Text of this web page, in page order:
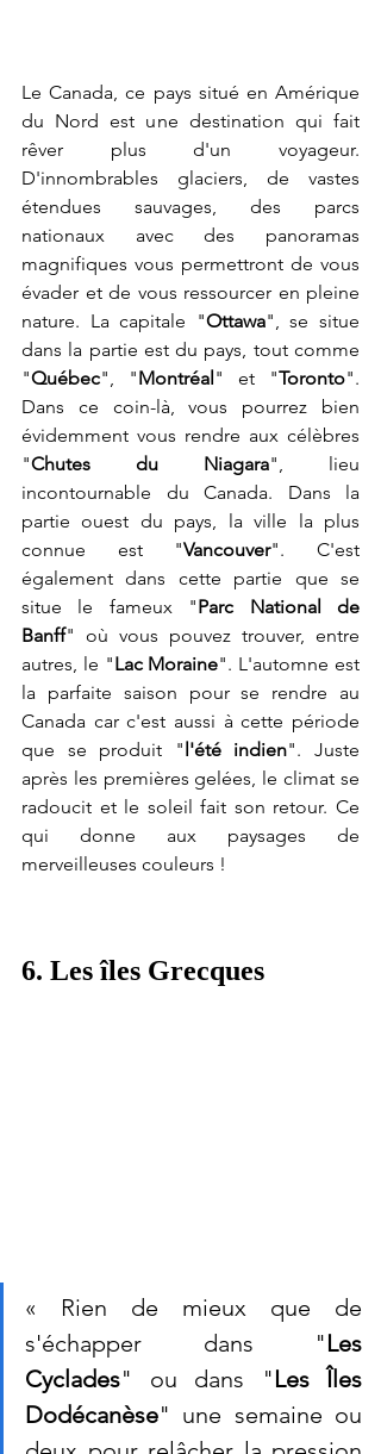
Le Canada, ce pays situé en Amérique
du Nord est une destination qui fait
rêver plus d'un voyageur.
D'innombrables glaciers, de vastes
étendues sauvages, des parcs
nationaux avec des panoramas
magnifiques vous permettront de vous
évader et de vous ressourcer en pleine
nature. La capitale "Ottawa", se situe
dans la partie est du pays, tout comme
"Québec", "Montréal" et "Toronto".
Dans ce coin-là, vous pourrez bien
évidemment vous rendre aux célèbres
"Chutes du Niagara", lieu
incontournable du Canada. Dans la
partie ouest du pays, la ville la plus
connue est "Vancouver". C'est
également dans cette partie que se
situe le fameux "Parc National de
Banff" où vous pouvez trouver, entre
autres, le "Lac Moraine". L'automne est
la parfaite saison pour se rendre au
Canada car c'est aussi à cette période
que se produit "l'été indien". Juste
après les premières gelées, le climat se
radoucit et le soleil fait son retour. Ce
qui donne aux paysages de
merveilleuses couleurs !
6. Les îles Grecques
« Rien de mieux que de
s'échapper dans "Les
Cyclades" ou dans "Les Îles
Dodécanèse" une semaine ou